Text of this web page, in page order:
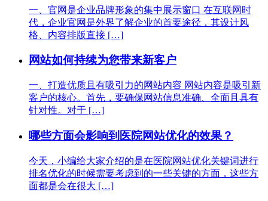
一、官网是企业品牌形象的集中展示窗口 在互联网时
代，企业官网是外界了解企业的首要途径，其设计风
格、内容排版直接 […]
网站如何持续为您带来新客户
一、打造优质且有吸引力的网站内容 网站内容是吸引新
客户的核心。首先，要确保网站信息准确、全面且具有
针对性。对于 […]
哪些方面会影响到医院网站优化的效果？
今天，小编给大家介绍的是在医院网站优化关键词进行
排名优化的时候需要考虑到的一些关键的方面，这些方
面都是会在很大 […]